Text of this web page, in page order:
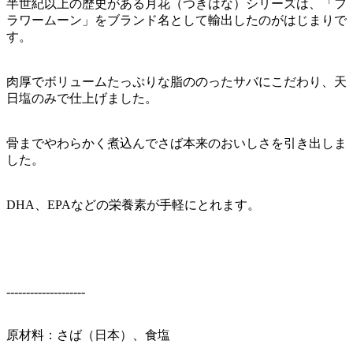
半世紀以上の歴史がある月花（つきはな）シリーズは、「フ
ラワームーン」をブランド名として輸出したのがはじまりで
す。
肉厚でボリュームたっぷりな脂ののったサバにこだわり、天
日塩のみで仕上げました。
骨までやわらかく煮込んでさば本来のおいしさを引き出しま
した。
DHA、EPAなどの栄養素が手軽にとれます。
--------------------
原材料：さば（日本）、食塩